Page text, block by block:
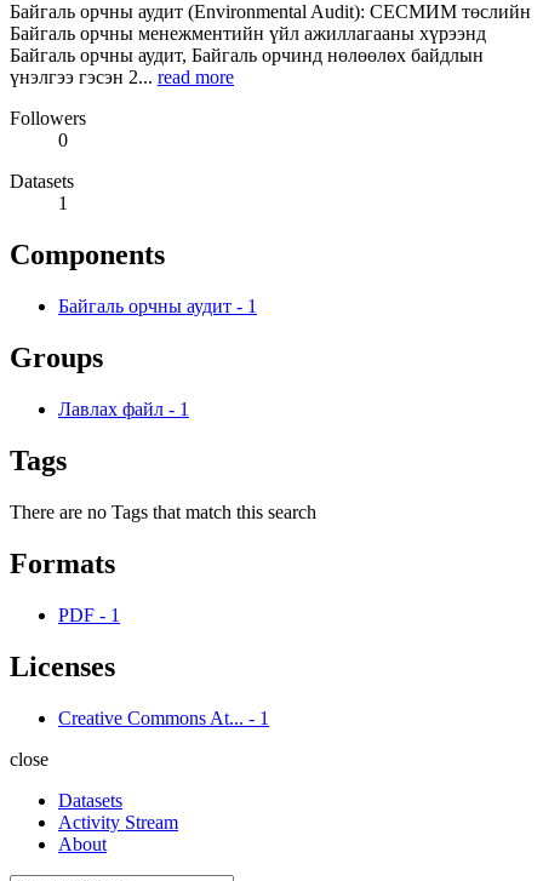
Байгаль орчны аудит (Environmental Audit): СЕСМИМ төслийн
Байгаль орчны менежментийн үйл ажиллагааны хүрээнд
Байгаль орчны аудит, Байгаль орчинд нөлөөлөх байдлын
үнэлгээ гэсэн 2... read more
Followers
0
Datasets
1
Components
Байгаль орчны аудит - 1
Groups
Лавлах файл - 1
Tags
There are no Tags that match this search
Formats
PDF - 1
Licenses
Creative Commons At... - 1
close
Datasets
Activity Stream
About